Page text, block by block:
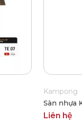
Kampong
Sàn nhựa
Liên hệ